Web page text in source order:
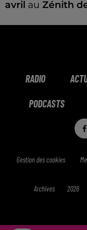
avril au Zénith
RADIO
PODCASTS
Gestion des cookies
Archives 2026